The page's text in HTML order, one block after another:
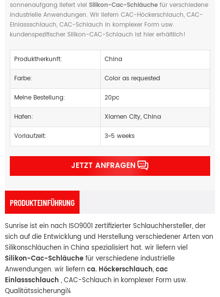
sonnenaufgang liefert viel Silikon-Cac-Schläuche für verschiedene
industrielle Anwendungen. Wir liefern CAC-Höckerschlauch, CAC-
Einlassschlauch, CAC-Schlauch in komplexer Form usw.
kundenspezifischer Silikon-CAC-Schlauch ist hier erhältlich!
Produktherkunft: China
Farbe: Color as requested
Meine Bestellung: 20pc
Hafen: Xiamen City, China
Vorlaufzeit: 3~5 weeks
JETZT ANFRAGEN
PRODUKTEINFÜHRUNG
Sunrise ist ein nach ISO9001 zertifizierter Schlauchhersteller, der
sich auf die Entwicklung und Herstellung verschiedener Arten von
Silikonschläuchen in China spezialisiert hat. wir liefern viel
Silikon-Cac-Schläuchefür verschiedene industrielle
Anwendungen. wir liefernca. Höckerschlauch,cac
Einlassschlauch , CAC-Schlauch in komplexer Form usw.
Qualitätssicherungï¼